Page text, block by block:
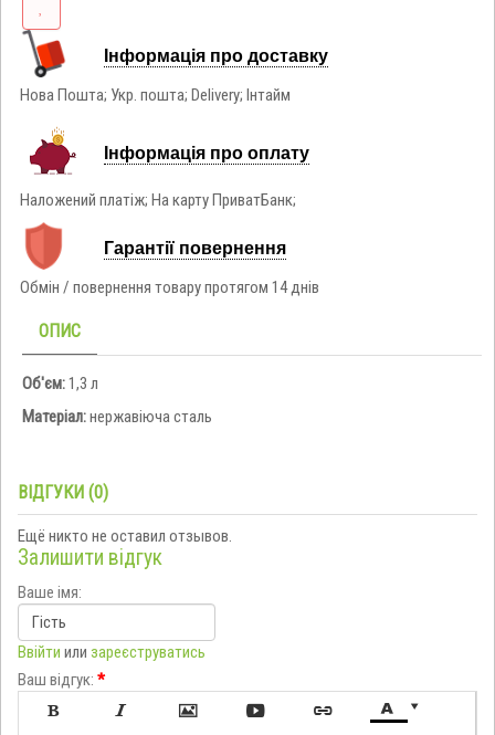
Інформація про доставку
Нова Пошта; Укр. пошта; Delivery; Інтайм
Інформація про оплату
Наложений платіж; На карту ПриватБанк;
Гарантії повернення
Обмін / повернення товару протягом 14 днів
ОПИС
Об'єм:1,3 л
Матеріал:нержавіюча сталь
ВІДГУКИ (0)
Ещё никто не оставил отзывов.
Залишити відгук
Ваше імя:
Ввійти или зареєструватись
Ваш відгук: *

     